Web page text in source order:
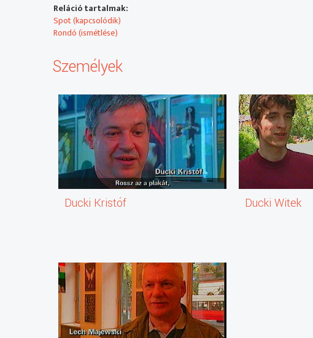
Reláció tartalmak:
Spot (kapcsolódik)
Rondó (ismétlése)
Személyek
Ducki Kristóf Ducki Witek